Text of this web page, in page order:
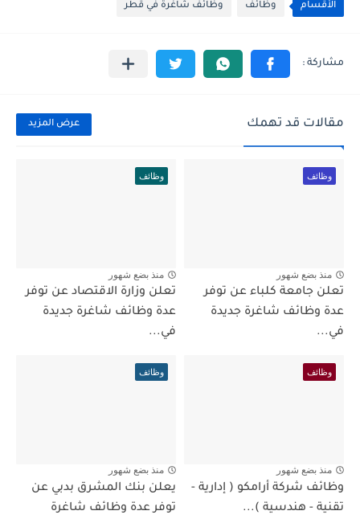
الأقسام وظائف وظائف شاغرة في قطر
مقالات قد تهمك عرض المزيد
وظائف
منذ بضع شهور
تعلن جامعة كلباء عن توفر
عدة وظائف شاغرة جديدة
في...
وظائف
منذ بضع شهور
تعلن وزارة الاقتصاد عن توفر
عدة وظائف شاغرة جديدة
في...
وظائف
منذ بضع شهور
وظائف شركة أرامكو ( إدارية -
تقنية - هندسية )...
وظائف
منذ بضع شهور
يعلن بنك المشرق بدبي عن
توفر عدة وظائف شاغرة